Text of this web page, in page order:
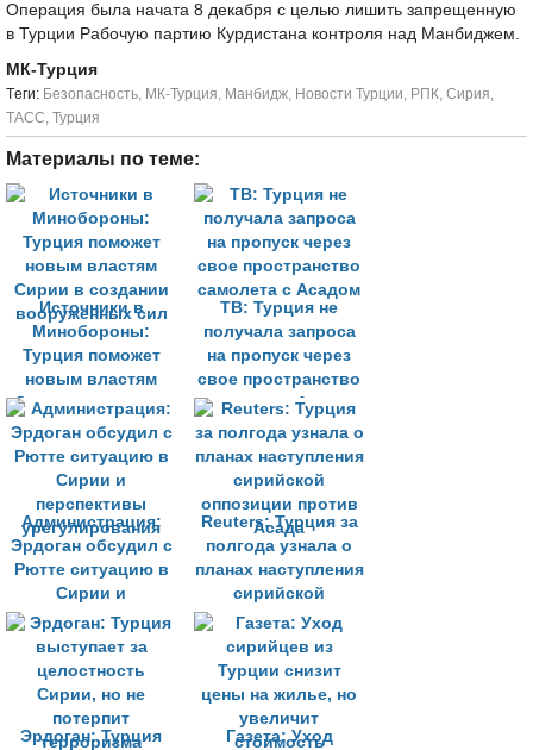
Операция была начата 8 декабря с целью лишить запрещенную
в Турции Рабочую партию Курдистана контроля над Манбиджем.
МК-Турция
Tеги: Безопасность, МК-Турция, Манбидж, Новости Турции, РПК, Сирия,
ТАСС, Турция
Материалы по теме:
Источники в
Минобороны:
Турция поможет
новым властям
Сирии в создании
вооруженных сил
ТВ: Турция не
получала запроса
на пропуск через
свое пространство
самолета с Асадом
Администрация:
Эрдоган обсудил с
Рютте ситуацию в
Сирии и
перспективы
урегулирования
Reuters: Турция за
полгода узнала о
планах наступления
сирийской
оппозиции против
Асада
Эрдоган: Турция
Газета: Уход